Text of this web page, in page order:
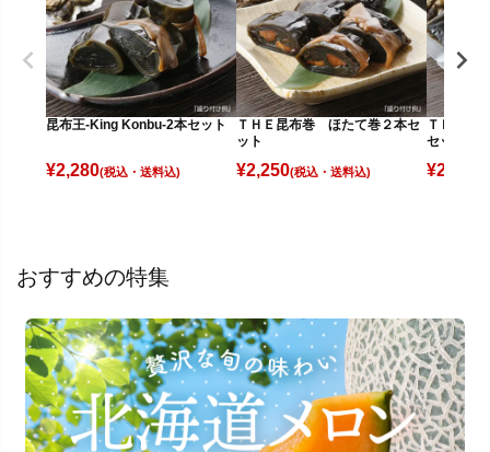
昆布王-King Konbu-2本セット
¥2,280(税込)
ＴＨＥ昆布巻 ほたて巻２本セ
ット
¥2,250(税込)
ＴＨＥ昆
セット
¥2,650
おすすめの特集